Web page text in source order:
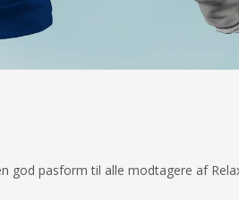
god pasform til alle modtagere af